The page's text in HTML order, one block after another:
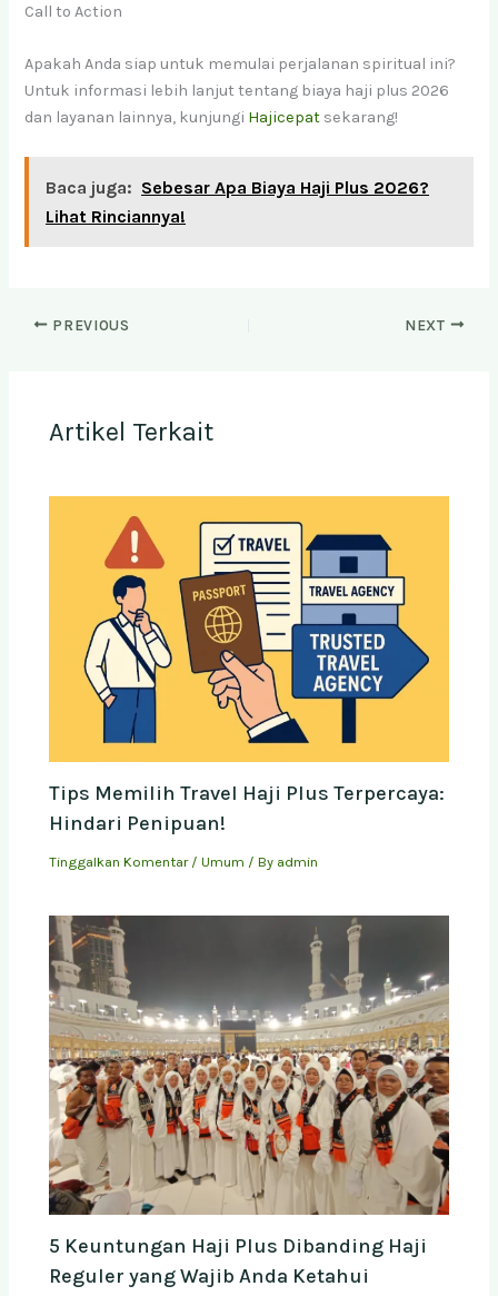
Call to Action
Apakah Anda siap untuk memulai perjalanan spiritual ini?
Untuk informasi lebih lanjut tentang biaya haji plus 2026
dan layanan lainnya, kunjungi Hajicepat sekarang!
Baca juga: Sebesar Apa Biaya Haji Plus 2026?
Lihat Rinciannya!
PREVIOUS NEXT
Artikel Terkait
Tips Memilih Travel Haji Plus Terpercaya:
Hindari Penipuan!
Tinggalkan Komentar /Umum / By admin
5 Keuntungan Haji Plus Dibanding Haji
Reguler yang Wajib Anda Ketahui